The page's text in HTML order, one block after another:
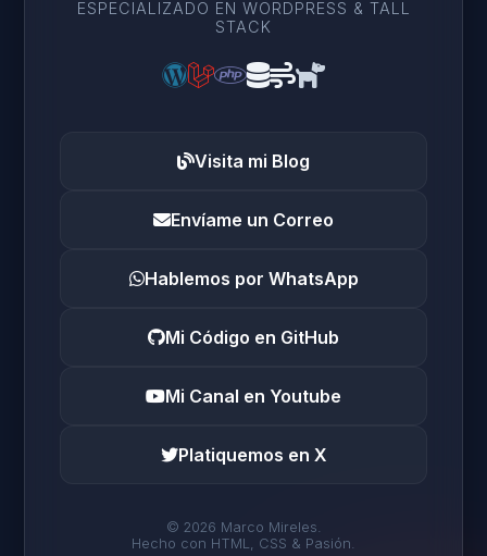
ESPECIALIZADO EN WORDPRESS & TALL
STACK
Visita mi Blog
Envíame un Correo
Hablemos por WhatsApp
Mi Código en GitHub
Mi Canal en Youtube
Platiquemos en X
© 2026 Marco Mireles.
Hecho con HTML, CSS & Pasión.